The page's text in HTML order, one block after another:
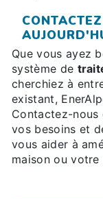
Que vous ayez
système de
cherchiez à
existant,
Contactez-nous
vos besoins et
vous aider à
maison ou